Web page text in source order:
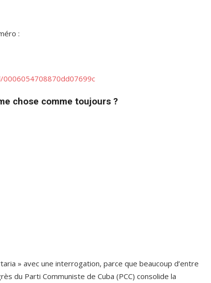
:
chose comme toujours ?
» avec une interrogation, parce que beaucoup d’entre
du Parti Communiste de Cuba (PCC) consolide la